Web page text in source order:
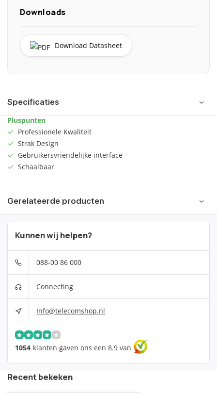
Downloads
Download Datasheet
Specificaties
Pluspunten
Professionele Kwaliteit
Strak Design
Gebruikersvriendelijke interface
Schaalbaar
Gerelateerde producten
Kunnen wij helpen?
088-00 86 000
Connecting
Info@telecomshop.nl
1054 klanten gaven ons een 8.9 van
Recent bekeken